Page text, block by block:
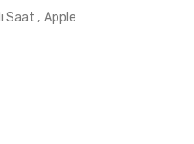
Saat , Apple